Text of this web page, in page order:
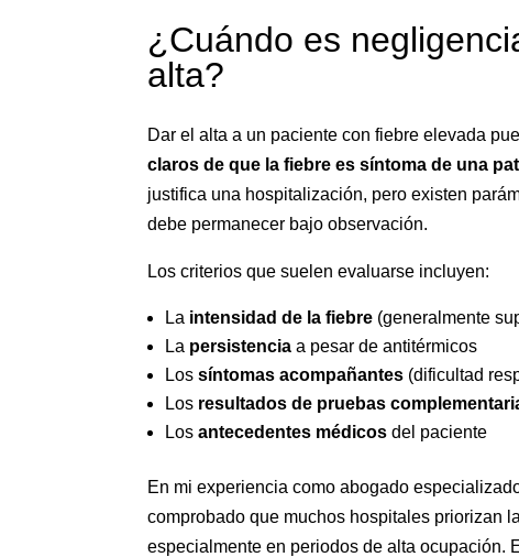
¿Cuándo es
alta?
Dar el alta a un paciente con fiebre elevada
claros de que la fiebre es síntoma de una
justifica una hospitalización, pero existen
debe permanecer bajo observación.
Los criterios que suelen evaluarse incluyen:
La intensidad de la fiebre (generalmente
La persistencia a pesar de antitérmicos
Lossíntomas acompañantes (dificultad
Los resultados de pruebas
Losantecedentes médicos del paciente
En mi experiencia como abogado
comprobado que muchos hospitales priorizan
especialmente en periodos de alta ocupación.